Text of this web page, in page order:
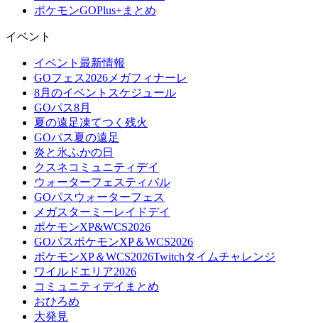
ポケモンGOPlus+まとめ
イベント
イベント最新情報
GOフェス2026メガフィナーレ
8月のイベントスケジュール
GOパス8月
夏の遠足凍てつく残火
GOパス夏の遠足
炎と氷ふかの日
クスネコミュニティデイ
ウォーターフェスティバル
GOパスウォーターフェス
メガスターミーレイドデイ
ポケモンXP&WCS2026
GOパスポケモンXP＆WCS2026
ポケモンXP＆WCS2026Twitchタイムチャレンジ
ワイルドエリア2026
コミュニティデイまとめ
おひろめ
大発見